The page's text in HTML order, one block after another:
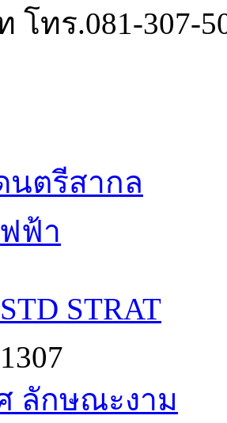
โทร.081-307-
นตรีสากล
ฟ้า
STRAT
ลักษณะงาม